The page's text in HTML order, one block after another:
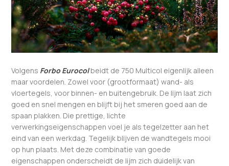
Volgens Forbo Eurocolbeidt de 750 Multicol eigenlijk alleen
maar voordelen. Zowel voor (grootformaat) wand- als
vloertegels, voor binnen- en buitengebruik. De lijm laat zich
goed en snel mengen en blijft bij het smeren goed aan de
spaan plakken. Die prettige, lichte
verwerkingseigenschappen voel je als tegelzetter aan het
eind van een werkdag. Tegelijk blijven de wandtegels mooi
op hun plaats. Met deze combinatie van goede
eigenschappen onderscheidt de lijm zich duidelijk van